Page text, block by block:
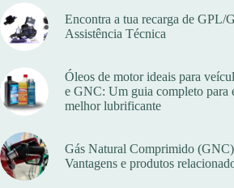
Encontra a tua recarga de GPL/
Assistência Técnica
Óleos de motor ideais para
e GNC: Um guia completo para
melhor lubrificante
Gás Natural Comprimido
Vantagens e produtos